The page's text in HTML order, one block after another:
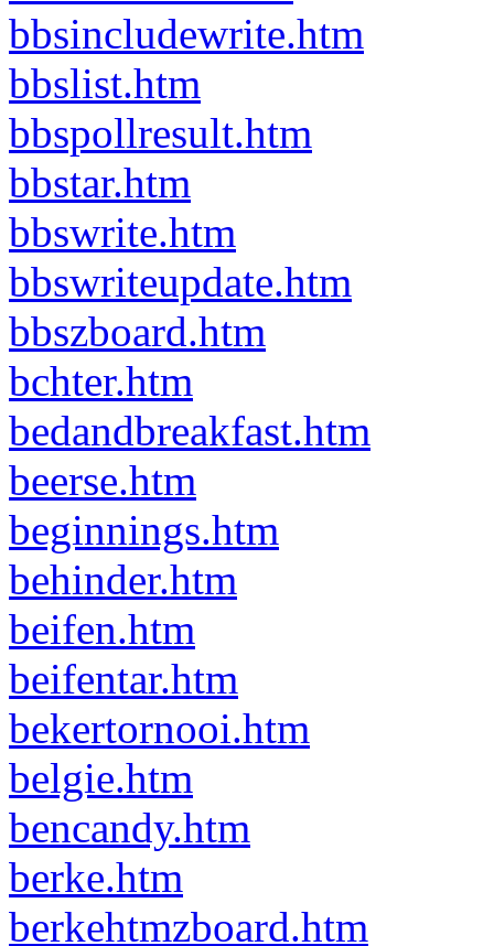
bbsincludewrite.htm
bbslist.htm
bbspollresult.htm
bbstar.htm
bbswrite.htm
bbswriteupdate.htm
bbszboard.htm
bchter.htm
bedandbreakfast.htm
beerse.htm
beginnings.htm
behinder.htm
beifen.htm
beifentar.htm
bekertornooi.htm
belgie.htm
bencandy.htm
berke.htm
berkehtmzboard.htm